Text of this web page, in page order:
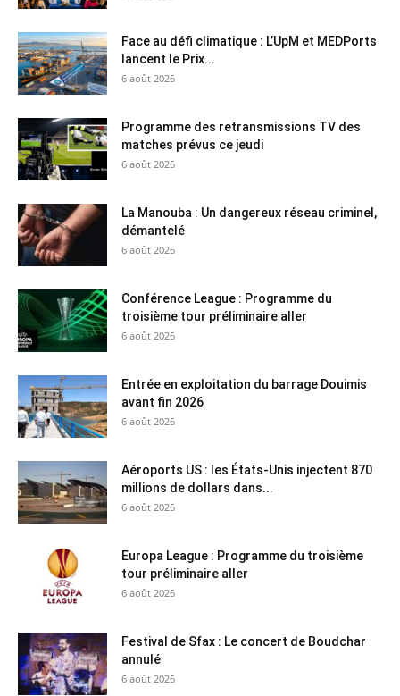
Face au défi climatique : L’UpM et MEDPorts
lancent le Prix...
6 août 2026
Programme des retransmissions TV des
matches prévus ce jeudi
6 août 2026
La Manouba : Un dangereux réseau criminel,
démantelé
6 août 2026
Conférence League : Programme du
troisième tour préliminaire aller
6 août 2026
Entrée en exploitation du barrage Douimis
avant fin 2026
6 août 2026
Aéroports US : les États-Unis injectent 870
millions de dollars dans...
6 août 2026
Europa League : Programme du troisième
tour préliminaire aller
6 août 2026
Festival de Sfax : Le concert de Boudchar
annulé
6 août 2026